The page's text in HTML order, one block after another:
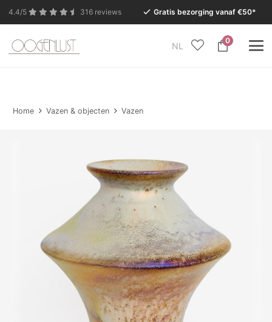
4.4/5 316 reviews Gratis bezorging vanaf €50*
NL
0
In verband met de zomervakantie is onze Conceptstore
Home Vazen & objecten Vazen